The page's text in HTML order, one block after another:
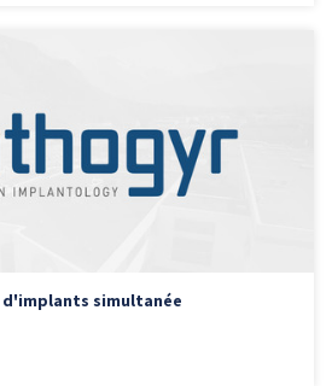
simultanée